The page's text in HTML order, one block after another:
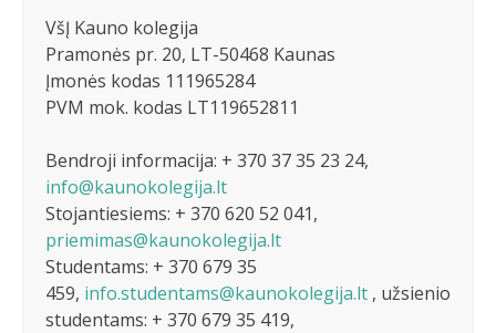
VšĮ Kauno kolegija
Pramonės pr. 20, LT-50468 Kaunas
Įmonės kodas 111965284
PVM mok. kodas LT119652811
Bendroji informacija: + 370 37 35 23 24,
info@kaunokolegija.lt
Stojantiesiems: + 370 620 52 041,
priemimas@kaunokolegija.lt
Studentams: + 370 679 35
459, info.studentams@kaunokolegija.lt , užsienio
studentams: + 370 679 35 419,